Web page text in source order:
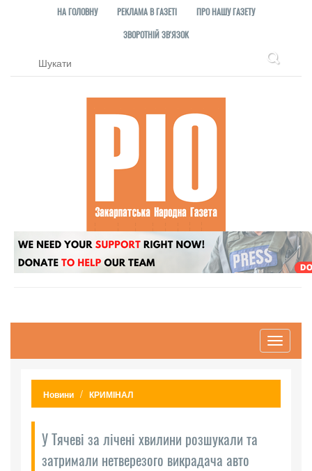
НА ГОЛОВНУ РЕКЛАМА В ГАЗЕТІ
ПРО НАШУ ГАЗЕТУ
ЗВОРОТНІЙ ЗВ'ЯЗОК
Toggle
Новини КРИМІНАЛ
У Тячеві за лічені хвилини розшукали та
затримали нетверезого викрадача авто